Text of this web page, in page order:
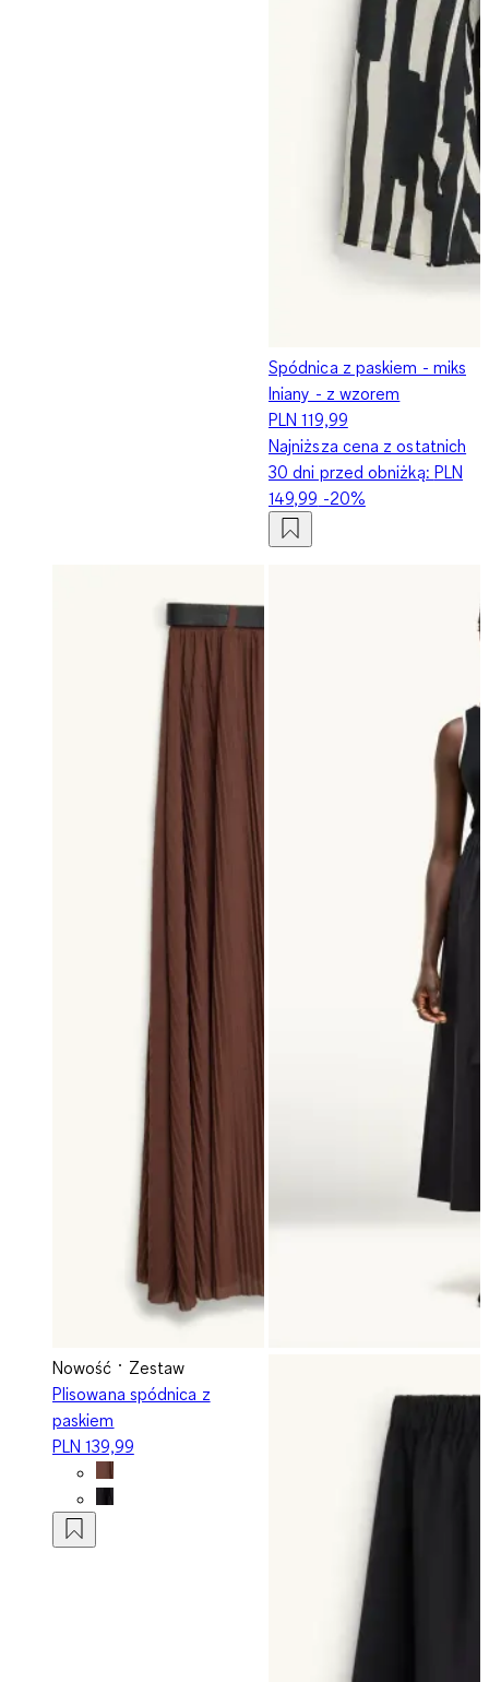
Spódnica z paskiem - miks
lniany - z wzorem
PLN 119,99
Najniższa cena z ostatnich
30 dni przed obniżką: PLN
149,99 -20%
Nowość
Zestaw
Plisowana spódnica z
paskiem
PLN 139,99